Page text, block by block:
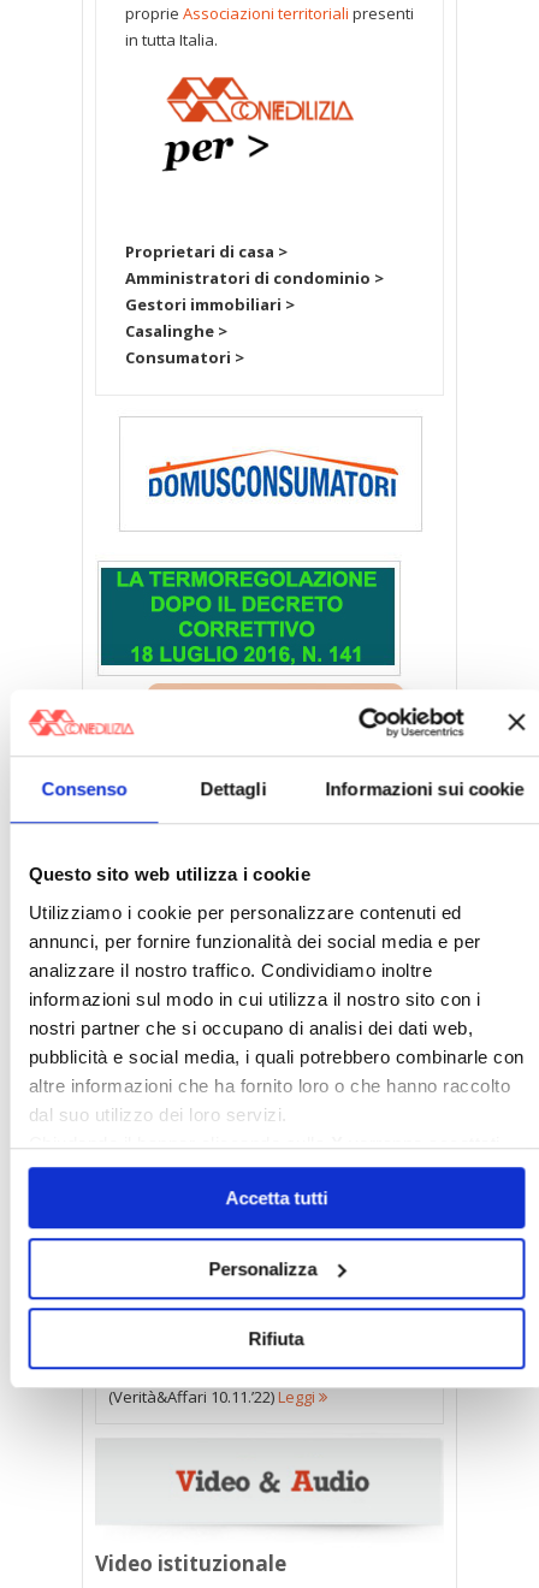
Consenso Dettagli Informazioni sui cookie
Questo sito web utilizza i cookie
Utilizziamo i cookie per personalizzare contenuti ed
annunci, per fornire funzionalità dei social media e per
analizzare il nostro traffico. Condividiamo inoltre
informazioni sul modo in cui utilizza il nostro sito con i
nostri partner che si occupano di analisi dei dati web,
pubblicità e social media, i quali potrebbero combinarle con
altre informazioni che ha fornito loro o che hanno raccolto
dal suo utilizzo dei loro servizi.
Chiudendo il banner cliccando sullaXverranno accettati
solo i cookie necessari.
Accetta tutti
Personalizza
Rifiuta
proprie Associazioni territoriali presenti
in tutta Italia.
Proprietari di casa >
Amministratori di condominio >
Gestori immobiliari >
Casalinghe >
Consumatori >
CINGUETTIO
1-2) Svolta. Altro via libera all’uso del
Pos” Il viceministro, Leo: “Controlli, ma non
sanzioni”. E il tetto sale 5 mila euro
(Verità&Affari 10.11.’22)Leggi
Video istituzionale